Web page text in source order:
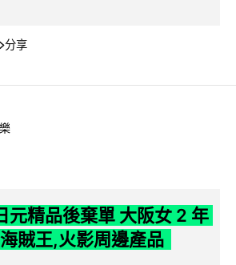
分享
元精品後棄單 大阪女 2 年
賊王,火影周邊產品